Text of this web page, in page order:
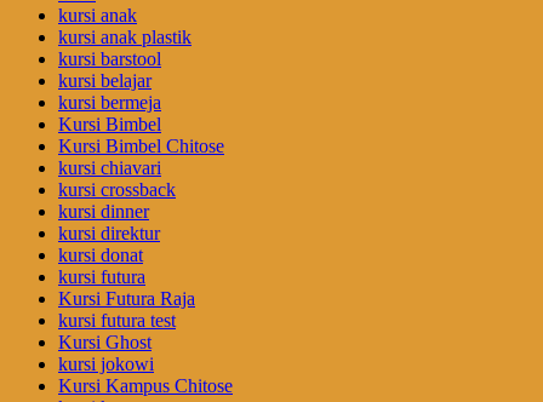
kursi anak
kursi anak plastik
kursi barstool
kursi belajar
kursi bermeja
Kursi Bimbel
Kursi Bimbel Chitose
kursi chiavari
kursi crossback
kursi dinner
kursi direktur
kursi donat
kursi futura
Kursi Futura Raja
kursi futura test
Kursi Ghost
kursi jokowi
Kursi Kampus Chitose